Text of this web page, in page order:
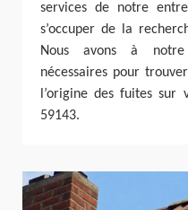
services de notre
s’occuper de la
Nous avons à
nécessaires pour
l’origine des fuites sur
59143.